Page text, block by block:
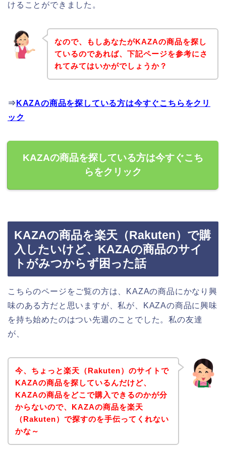
けることができました。
なので、もしあなたがKAZAの商品を探し
ているのであれば、下記ページを参考にさ
れてみてはいかがでしょうか？
⇒ KAZAの商品を探している方は今すぐこちらをクリ
ック
KAZAの商品を探している方は今すぐこち
らをクリック
KAZAの商品を楽天（Rakuten）で購
入したいけど、KAZAの商品のサイ
トがみつからず困った話
こちらのページをご覧の方は、KAZAの商品にかなり興
味のある方だと思いますが、私が、KAZAの商品に興味
を持ち始めたのはつい先週のことでした。私の友達
が、
今、ちょっと楽天（Rakuten）のサイトで
KAZAの商品を探しているんだけど、
KAZAの商品をどこで購入できるのかが分
からないので、KAZAの商品を楽天
（Rakuten）で探すのを手伝ってくれない
かな～